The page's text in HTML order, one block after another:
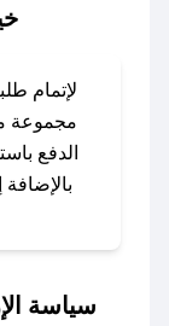
في حال عدم
لإتمام
مجموعة
الدفع
سياسة